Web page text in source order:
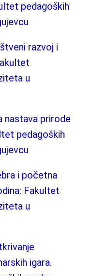
pedagoških
razvoj i
u
nastava prirode
pedagoških
i početna
Fakultet
u
igara.